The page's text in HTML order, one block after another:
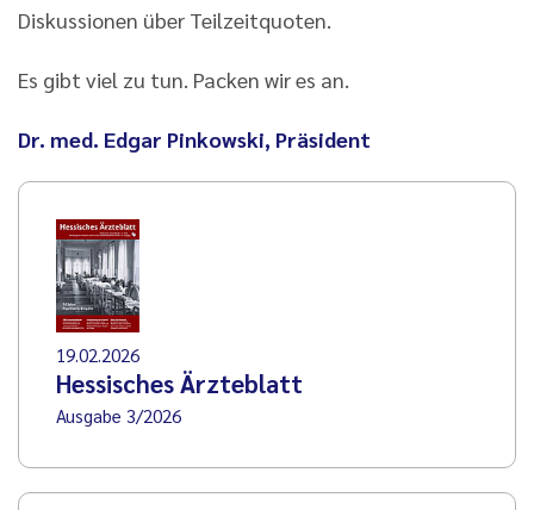
Diskussionen über Teilzeitquoten.
Es gibt viel zu tun. Packen wir es an.
Dr. med. Edgar Pinkowski, Präsident
19.02.2026
Hessisches Ärzteblatt
Ausgabe 3/2026